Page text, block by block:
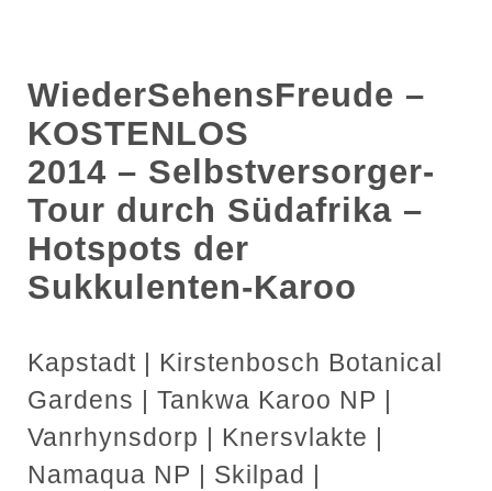
WiederSehensFreude –
KOSTENLOS
2014 – Selbstversorger-
Tour durch Südafrika –
Hotspots der
Sukkulenten-Karoo
Kapstadt | Kirstenbosch Botanical
Gardens | Tankwa Karoo NP |
Vanrhynsdorp | Knersvlakte |
Namaqua NP | Skilpad |